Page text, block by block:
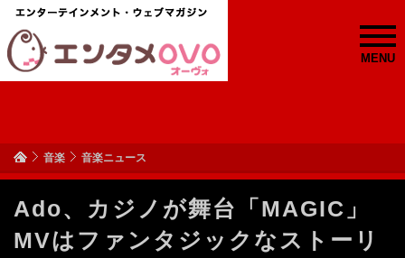
MENU
音楽 音楽ニュース
Ado、カジノが舞台「MAGIC」
MVはファンタジックなストーリ